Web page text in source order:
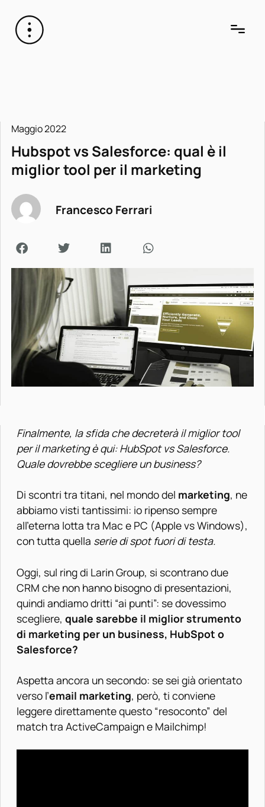
Maggio 2022
Hubspot vs Salesforce: qual è il
miglior tool per il marketing
Francesco Ferrari
Finalmente, la sfida che decreterà il miglior tool
per il marketing è qui: HubSpot vs Salesforce.
Quale dovrebbe scegliere un business?
Di scontri tra titani, nel mondo del marketing, ne
abbiamo visti tantissimi: io ripenso sempre
all’eterna lotta tra Mac e PC (Apple vs Windows),
con tutta quella serie di spot fuori di testa.
Oggi, sul ring di Larin Group, si scontrano due
CRM che non hanno bisogno di presentazioni,
quindi andiamo dritti “ai punti”: se dovessimo
scegliere, quale sarebbe il miglior strumento
di marketing per un business, HubSpot o
Salesforce?
Aspetta ancora un secondo: se sei già orientato
verso l’email marketing, però, ti conviene
leggere direttamente questo “resoconto” del
match tra ActiveCampaign e Mailchimp!